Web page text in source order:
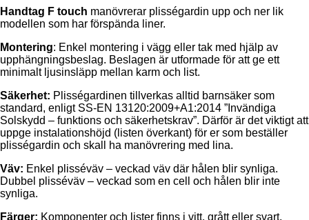
Handtag F touch manövrerar plisségardin upp och ner lik
modellen som har förspända liner.
Montering: Enkel montering i vägg eller tak med hjälp av
upphängningsbeslag. Beslagen är utformade för att ge ett
minimalt ljusinsläpp mellan karm och list.
Säkerhet: Plisségardinen tillverkas alltid barnsäker som
standard, enligt SS-EN 13120:2009+A1:2014 ”Invändiga
Solskydd – funktions och säkerhetskrav”. Därför är det viktigt att
uppge instalationshöjd (listen överkant) för er som beställer
plisségardin och skall ha manövrering med lina.
Väv: Enkel plisséväv – veckad väv där hålen blir synliga.
Dubbel plisséväv – veckad som en cell och hålen blir inte
synliga.
Färger: Komponenter och lister finns i vitt, grått eller svart.